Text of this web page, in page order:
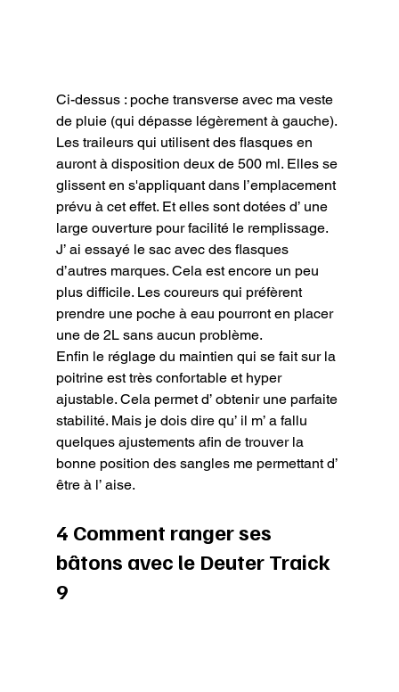
Ci-dessus : poche transverse avec ma veste
de pluie (qui dépasse légèrement à gauche).
Les traileurs qui utilisent des flasques en
auront à disposition deux de 500 ml. Elles se
glissent en s'appliquant dans l’emplacement
prévu à cet effet. Et elles sont dotées d’ une
large ouverture pour facilité le remplissage.
J’ ai essayé le sac avec des flasques
d’autres marques. Cela est encore un peu
plus difficile. Les coureurs qui préfèrent
prendre une poche à eau pourront en placer
une de 2L sans aucun problème.
Enfin le réglage du maintien qui se fait sur la
poitrine est très confortable et hyper
ajustable. Cela permet d’ obtenir une parfaite
stabilité. Mais je dois dire qu’ il m’ a fallu
quelques ajustements afin de trouver la
bonne position des sangles me permettant d’
être à l’ aise.
4 Comment ranger ses
bâtons avec le Deuter Traick
9